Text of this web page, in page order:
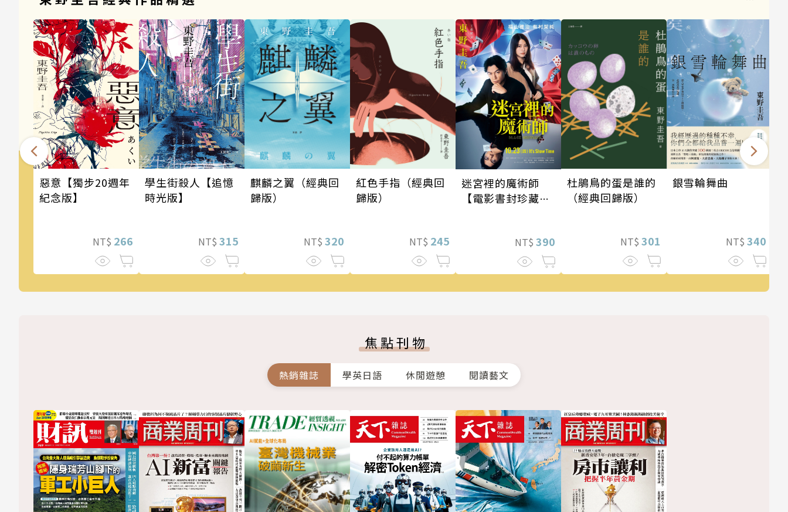
惡意【獨步20週年
紀念版】
NT$ 266
學生街殺人【追憶
時光版】
NT$ 315
麒麟之翼（經典回
歸版）
NT$ 320
紅色手指（經典回
歸版）
NT$ 245
迷宮裡的魔術師
【電影書封珍藏
NT$ 390
杜鵑鳥的蛋是誰的
（經典回歸版）
NT$ 301
銀雪輪舞曲
NT$ 340
焦點刊物
熱銷雜誌 學英日語 休閒遊憩 閱讀藝文